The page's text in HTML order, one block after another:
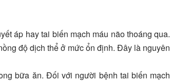
áp hay tai biến mạch máu não thoáng qua.
độ dịch thể ở mức ổn định. Đây là nguyên
bữa ăn. Đối với người bệnh tai biến mạch